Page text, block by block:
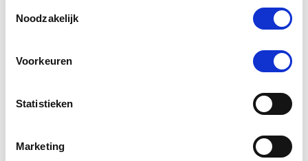
Noodzakelijk
Voorkeuren
Statistieken
Marketing